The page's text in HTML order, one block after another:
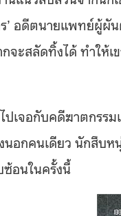
อดีตนายแพทย์ผู้ผัน
จะสลัดทิ้งได้ ทำให้เ
ปเจอกับคดีฆาตกรร
อกคนเดียว นักสืบห
อนในครั้งนี้